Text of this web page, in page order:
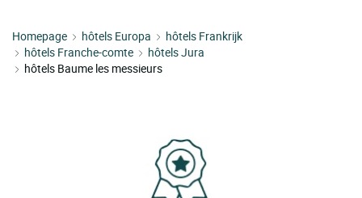
Homepage hôtels Europa
hôtels Frankrijk
hôtels Franche-comte
hôtels Jura
hôtels Baume les messieurs